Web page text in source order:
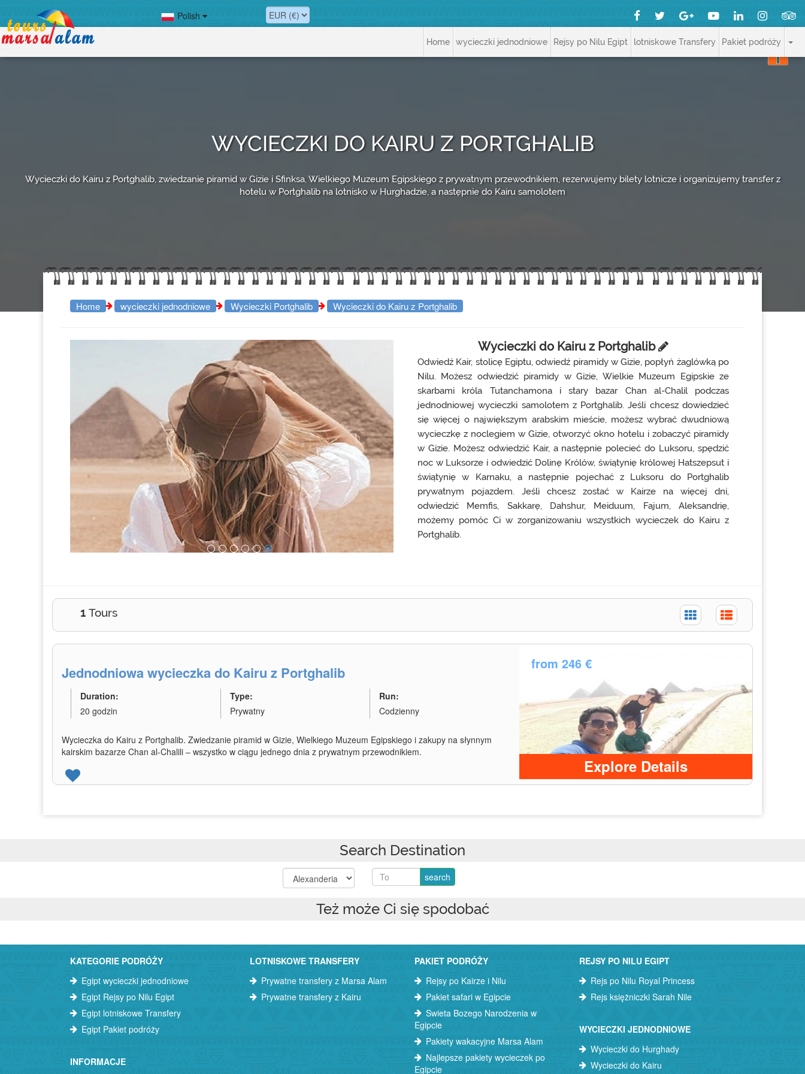
Polish
Home wycieczki jednodniowe Rejsy po Nilu Egipt lotniskowe Transfery Pakiet podróży
WYCIECZKI DO KAIRU Z PORTGHALIB
Wycieczki do Kairu z Portghalib, zwiedzanie piramid w Gizie i Sfinksa, Wielkiego Muzeum Egipskiego z prywatnym przewodnikiem, rezerwujemy bilety lotnicze i organizujemy transfer z
hotelu w Portghalib na lotnisko w Hurghadzie, a następnie do Kairu samolotem
Home wycieczki jednodniowe Wycieczki Portghalib Wycieczki do Kairu z Portghalib
Wycieczki do Kairu z Portghalib
Odwiedź Kair, stolicę Egiptu, odwiedź piramidy w Gizie, popłyń żaglówką po
Nilu. Możesz odwiedzić piramidy w Gizie, Wielkie Muzeum Egipskie ze
skarbami króla Tutanchamona i stary bazar Chan al-Chalil podczas
jednodniowej wycieczki samolotem z Portghalib. Jeśli chcesz dowiedzieć
się więcej o największym arabskim mieście, możesz wybrać dwudniową
wycieczkę z noclegiem w Gizie, otworzyć okno hotelu i zobaczyć piramidy
w Gizie. Możesz odwiedzić Kair, a następnie polecieć do Luksoru, spędzić
noc w Luksorze i odwiedzić Dolinę Królów, świątynię królowej Hatszepsut i
świątynię w Karnaku, a następnie pojechać z Luksoru do Portghalib
prywatnym pojazdem. Jeśli chcesz zostać w Kairze na więcej dni,
odwiedzić Memfis, Sakkarę, Dahshur, Meiduum, Fajum, Aleksandrię,
możemy pomóc Ci w zorganizowaniu wszystkich wycieczek do Kairu z
Portghalib.
1 Tours
Jednodniowa wycieczka do Kairu z Portghalib
Duration:
20 godzin
Type:
Prywatny
Run:
Codzienny
Wycieczka do Kairu z Portghalib. Zwiedzanie piramid w Gizie, Wielkiego Muzeum Egipskiego i zakupy na słynnym
kairskim bazarze Chan al-Chalili – wszystko w ciągu jednego dnia z prywatnym przewodnikiem.
from 246 €
Explore Details
Search Destination
Też może Ci się spodobać
KATEGORIE PODRÓŻY
Egipt wycieczki jednodniowe
Egipt Rejsy po Nilu Egipt
Egipt lotniskowe Transfery
Egipt Pakiet podróży
INFORMACJE
LOTNISKOWE TRANSFERY
Prywatne transfery z Marsa Alam
Prywatne transfery z Kairu
PAKIET PODRÓŻY
Rejsy po Kairze i Nilu
Pakiet safari w Egipcie
Swieta Bozego Narodzenia w
Egipcie
Pakiety wakacyjne Marsa Alam
Najlepsze pakiety wycieczek po
Egipcie
REJSY PO NILU EGIPT
Rejs po Nilu Royal Princess
Rejs księżniczki Sarah Nile
WYCIECZKI JEDNODNIOWE
Wycieczki do Hurghady
Wycieczki do Kairu